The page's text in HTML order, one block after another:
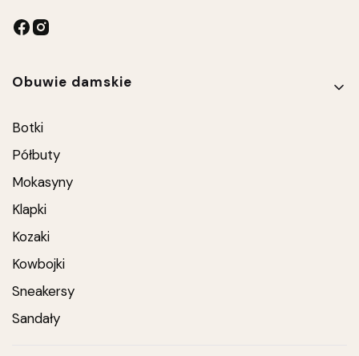
Linki w stopce
Obuwie damskie
Botki
Półbuty
Mokasyny
Klapki
Kozaki
Kowbojki
Sneakersy
Sandały